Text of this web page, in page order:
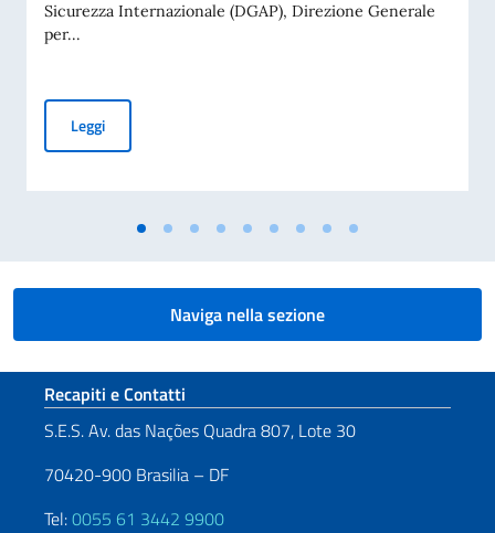
Sicurezza Internazionale (DGAP), Direzione Generale
per...
LeggiAvviso di pubblicità per contributi a soggetti privati per
Naviga nella sezione
Sezione footer
Recapiti e Contatti
S.E.S. Av. das Nações Quadra 807, Lote 30
70420-900 Brasilia – DF
Tel:0055 61 3442 9900